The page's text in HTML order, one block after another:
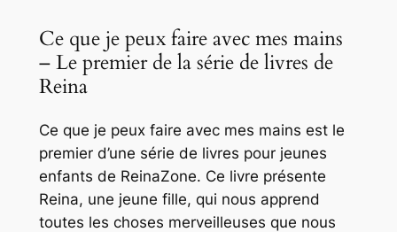
Ce que je peux faire avec mes mains
– Le premier de la série de livres de
Reina
Ce que je peux faire avec mes mains est le
premier d’une série de livres pour jeunes
enfants de ReinaZone. Ce livre présente
Reina, une jeune fille, qui nous apprend
toutes les choses merveilleuses que nous